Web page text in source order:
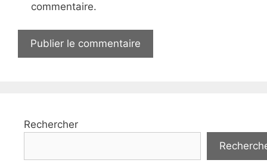
commentaire.
Rechercher